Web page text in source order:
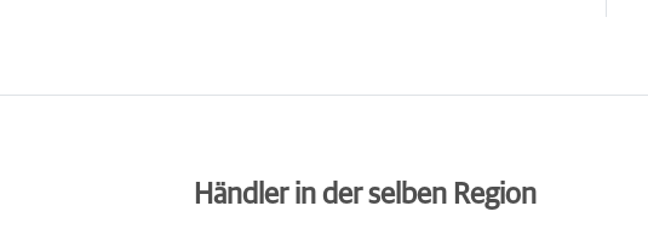
Händler in der selben Region